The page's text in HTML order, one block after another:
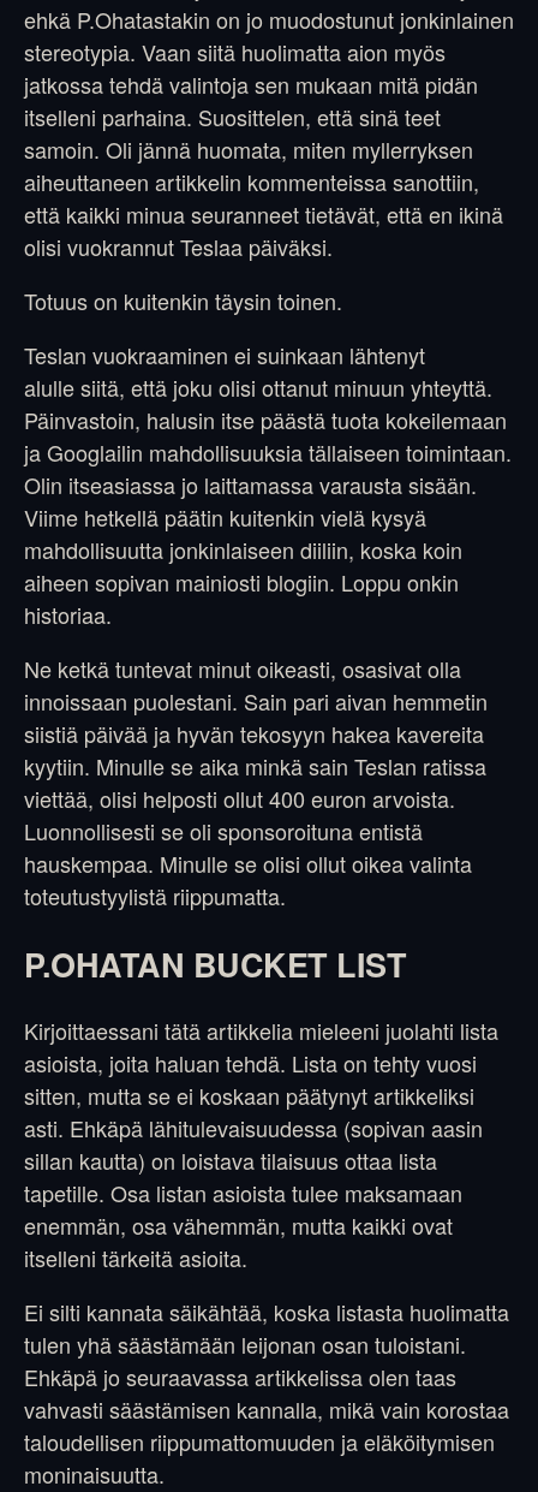
ehkä P.Ohatastakin on jo muodostunut jonkinlainen
stereotypia. Vaan siitä huolimatta aion myös
jatkossa tehdä valintoja sen mukaan mitä pidän
itselleni parhaina. Suosittelen, että sinä teet
samoin. Oli jännä huomata, miten myllerryksen
aiheuttaneen artikkelin kommenteissa sanottiin,
että kaikki minua seuranneet tietävät, että en ikinä
olisi vuokrannut Teslaa päiväksi.
Totuus on kuitenkin täysin toinen.
Teslan vuokraaminen ei suinkaan lähtenyt
alulle siitä, että joku olisi ottanut minuun yhteyttä.
Päinvastoin, halusin itse päästä tuota kokeilemaan
ja Googlailin mahdollisuuksia tällaiseen toimintaan.
Olin itseasiassa jo laittamassa varausta sisään.
Viime hetkellä päätin kuitenkin vielä kysyä
mahdollisuutta jonkinlaiseen diiliin, koska koin
aiheen sopivan mainiosti blogiin. Loppu onkin
historiaa.
Ne ketkä tuntevat minut oikeasti, osasivat olla
innoissaan puolestani. Sain pari aivan hemmetin
siistiä päivää ja hyvän tekosyyn hakea kavereita
kyytiin. Minulle se aika minkä sain Teslan ratissa
viettää, olisi helposti ollut 400 euron arvoista.
Luonnollisesti se oli sponsoroituna entistä
hauskempaa. Minulle se olisi ollut oikea valinta
toteutustyylistä riippumatta.
P.OHATAN BUCKET LIST
Kirjoittaessani tätä artikkelia mieleeni juolahti lista
asioista, joita haluan tehdä. Lista on tehty vuosi
sitten, mutta se ei koskaan päätynyt artikkeliksi
asti. Ehkäpä lähitulevaisuudessa (sopivan aasin
sillan kautta) on loistava tilaisuus ottaa lista
tapetille. Osa listan asioista tulee maksamaan
enemmän, osa vähemmän, mutta kaikki ovat
itselleni tärkeitä asioita.
Ei silti kannata säikähtää, koska listasta huolimatta
tulen yhä säästämään leijonan osan tuloistani.
Ehkäpä jo seuraavassa artikkelissa olen taas
vahvasti säästämisen kannalla, mikä vain korostaa
taloudellisen riippumattomuuden ja eläköitymisen
moninaisuutta.